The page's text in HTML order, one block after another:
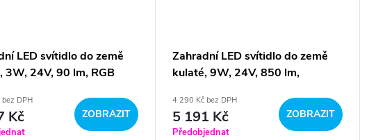
LED svítidlo do země
3W, 24V, 90 lm, RGB
DPH
Kč ZOBRAZIT
Zahradní LED svítidlo do země
kulaté, 9W, 24V, 850 lm,
4 290 Kč bez DPH
5 191 Kč
Předobjednat
ZOBRAZIT